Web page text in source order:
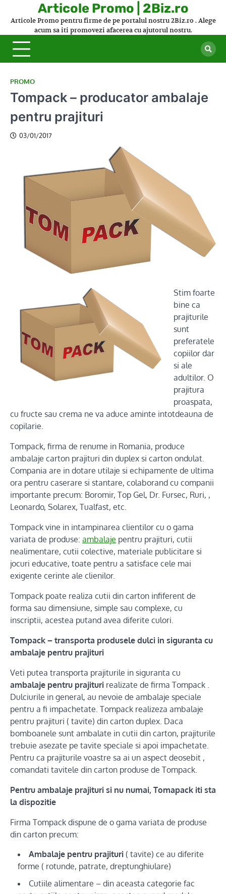
Articole Promo | 2Biz.ro
Articole Promo pentru firme de pe portalul nostru 2Biz.ro . Alege
acum sa iti promovezi afacerea cu ajutorul nostru.
PROMO
Tompack – producator ambalaje
pentru prajituri
03/01/2017
Stim foarte
bine ca
prajiturile
sunt
preferatele
copiilor dar
si ale
adultilor. O
prajitura
proaspata,
cu fructe sau crema ne va aduce aminte intotdeauna de
copilarie.
Tompack, firma de renume in Romania, produce
ambalaje carton prajituri din duplex si carton ondulat.
Compania are in dotare utilaje si echipamente de ultima
ora pentru caserare si stantare, colaborand cu companii
importante precum: Boromir, Top Gel, Dr. Fursec, Ruri, ,
Leonardo, Solarex, Tualfast, etc.
Tompack vine in intampinarea clientilor cu o gama
variata de produse: ambalaje pentru prajituri, cutii
nealimentare, cutii colective, materiale publicitare si
jocuri educative, toate pentru a satisface cele mai
exigente cerinte ale clienilor.
Tompack poate realiza cutii din carton infiferent de
forma sau dimensiune, simple sau complexe, cu
inscriptii, acestea putand avea diferite culori.
Tompack – transporta produsele dulci in siguranta cu
ambalaje pentru prajituri
Veti putea transporta prajiturile in siguranta cu
ambalaje pentru prajituri realizate de firma Tompack .
Dulciurile in general, au nevoie de ambalaje speciale
pentru a fi impachetate. Tompack realizeza ambalaje
pentru prajituri ( tavite) din carton duplex. Daca
bomboanele sunt ambalate in cutii din carton, prajiturile
trebuie asezate pe tavite speciale si apoi impachetate.
Pentru ca prajiturile voastre sa ai un aspect deosebit ,
comandati tavitele din carton produse de Tompack.
Pentru ambalaje prajituri si nu numai, Tomapack iti sta
la dispozitie
Firma Tompack dispune de o gama variata de produse
din carton precum:
Ambalaje pentru prajituri ( tavite) ce au diferite
forme ( rotunde, patrate, dreptunghiulare)
Cutiile alimentare – din aceasta categorie fac